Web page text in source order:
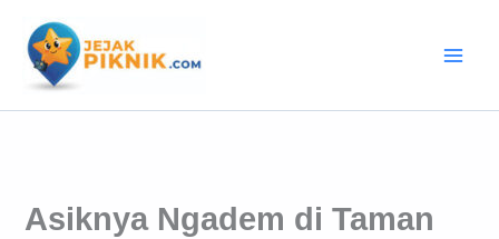
konten
Asiknya Ngadem di Taman